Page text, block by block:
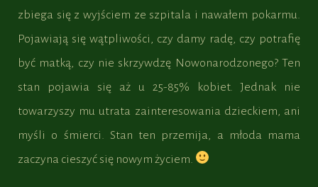
zbiega się z wyjściem ze szpitala i nawałem pokarmu.
Pojawiają się wątpliwości, czy damy radę, czy potrafię
być matką, czy nie skrzywdzę Nowonarodzonego? Ten
stan pojawia się aż u 25-85% kobiet. Jednak nie
towarzyszy mu utrata zainteresowania dzieckiem, ani
myśli o śmierci. Stan ten przemija, a młoda mama
zaczyna cieszyć się nowym życiem.